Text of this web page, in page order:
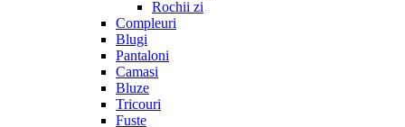
Rochii zi
Compleuri
Blugi
Pantaloni
Camasi
Bluze
Tricouri
Fuste